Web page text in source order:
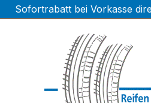
Zum Hauptinhalt springen
Sofortrabatt bei Vorkasse